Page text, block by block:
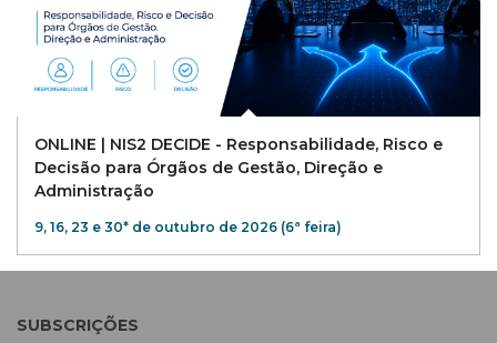
ONLINE | NIS2 DECIDE - Responsabilidade, Risco e
Decisão para Órgãos de Gestão, Direção e
Administração
9, 16, 23 e 30* de outubro de 2026 (6ª feira)
SUBSCRIÇÕES